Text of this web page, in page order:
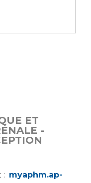
ET
-
: myaphm.ap-